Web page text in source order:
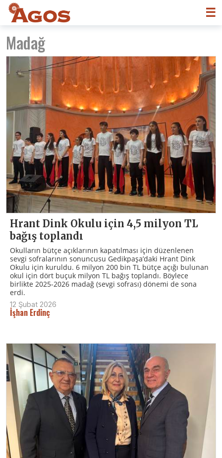
☰
Madağ
Hrant Dink Okulu için 4,5 milyon TL
bağış toplandı
Okulların bütçe açıklarının kapatılması için düzenlenen
sevgi sofralarının sonuncusu Gedikpaşa’daki Hrant Dink
Okulu için kuruldu. 6 milyon 200 bin TL bütçe açığı bulunan
okul için dört buçuk milyon TL bağış toplandı. Böylece
birlikte 2025-2026 madağ (sevgi sofrası) dönemi de sona
erdi.
12 Şubat 2026
İşhan Erdinç